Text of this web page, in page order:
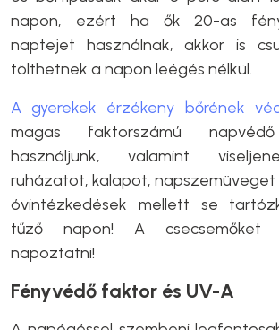
napon, ezért ha ők 20-as
naptejet használnak, akkor is
tölthetnek a napon leégés nélkül.
A gyerekek érzékeny bőrének
magas faktorszámú
használjunk, valamint
ruházatot, kalapot, napszemüveget
óvintézkedések mellett se
tűző napon! A csecsemőket
napoztatni!
Fényvédő faktor és UV-A